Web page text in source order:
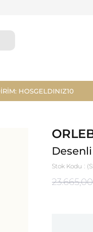
HOSGELDINIZ10
Stok Kodu